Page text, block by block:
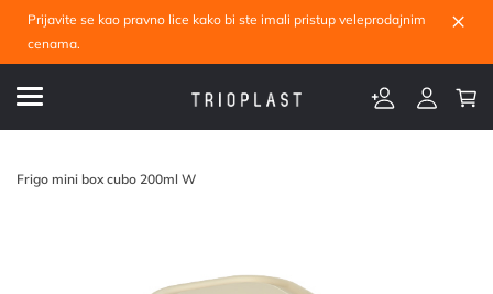
Prijavite se kao pravno lice kako bi ste imali pristup veleprodajnim
cenama.
×
Frigo mini box cubo 200ml W